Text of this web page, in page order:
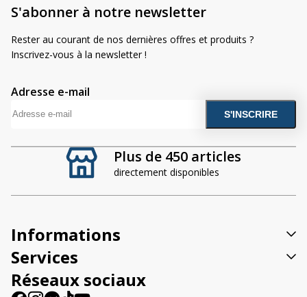
Plus de 450 articles
directement disponibles
S'abonner à notre newsletter
Rester au courant de nos dernières offres et produits ?
Inscrivez-vous à la newsletter !
Adresse e-mail
A
t
i
v
e
:
Informations
Services
Réseaux sociaux